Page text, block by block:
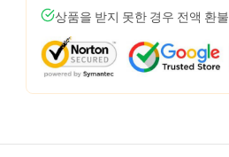
상품을 받지 못한 경우 전액 환불